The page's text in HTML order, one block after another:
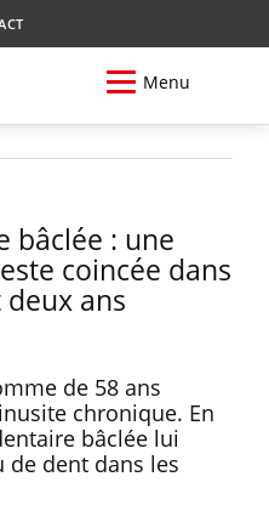
Menu
bâclée : une
coincée dans
ans
de 58 ans
chronique. En
bâclée lui
de dent dans les